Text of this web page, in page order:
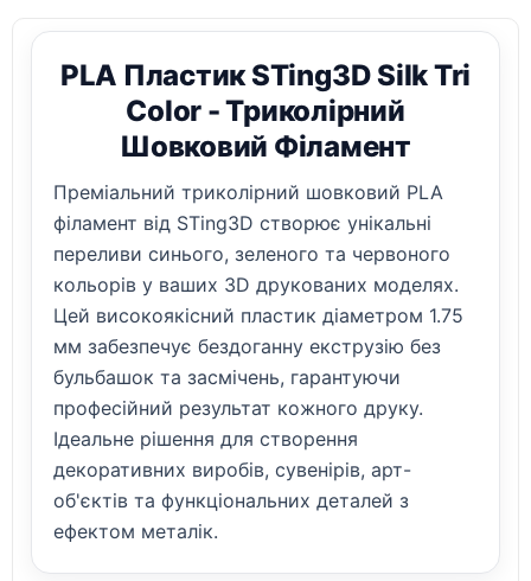
PLA Пластик STing3D Silk Tri
Color - Триколірний
Шовковий Філамент
Преміальний триколірний шовковий PLA
філамент від STing3D створює унікальні
переливи синього, зеленого та червоного
кольорів у ваших 3D друкованих моделях.
Цей високоякісний пластик діаметром 1.75
мм забезпечує бездоганну екструзію без
бульбашок та засмічень, гарантуючи
професійний результат кожного друку.
Ідеальне рішення для створення
декоративних виробів, сувенірів, арт-
об'єктів та функціональних деталей з
ефектом металік.